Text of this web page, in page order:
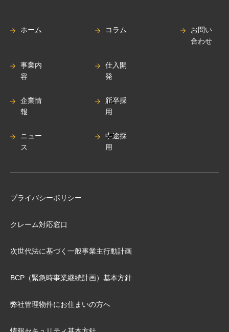
ホーム
事業内
容
企業情
報
ニュー
ス
コラム
仕入開
発
新卒採
用
中途採
用
お問い
合わせ
プライバシーポリシー
クレーム対応窓口
次世代法に基づく⼀般事業主⾏動計画
BCP（緊急時事業継続計画）基本⽅針
弊社管理物件にお住まいの⽅へ